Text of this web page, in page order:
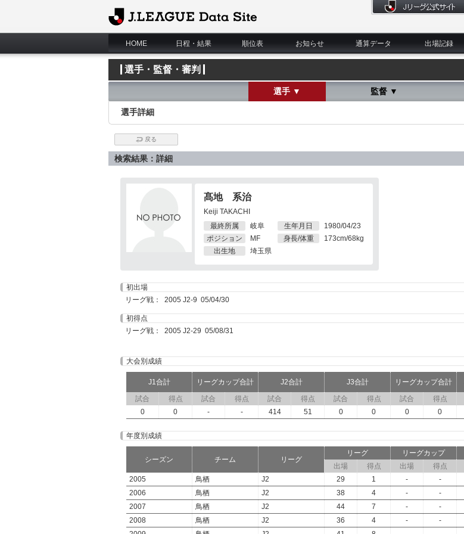
J.League Data Site
HOME 日程・結果 順位表 お知らせ 通算データ 出場記録
選手・監督・審判
選手 ▼ 監督 ▼
選手詳細
戻る
検索結果：詳細
髙地 系治
Keiji TAKACHI
最終所属
岐阜
ポジション
MF
出生地
埼玉県
生年月日
1980/04/23
身長/体重
173cm/68kg
初出場
リーグ戦： 2005 J2-9 05/04/30
初得点
リーグ戦： 2005 J2-29 05/08/31
大会別成績
J1合計 リーグカップ合計 J2合計 J3合計 リーグカップ合計
試合
得点 試合 得点 試合 得点 試合 得点 試合 得点
0
0 - - 414 51 0 0 0 0
年度別成績
シーズン チーム リーグ
リーグ リーグカップ
出場
得点 出場 得点
2005
鳥栖 J2 29 1 - -
2006
鳥栖 J2 38 4 - -
2007
鳥栖 J2 44 7 - -
2008
鳥栖 J2 36 4 - -